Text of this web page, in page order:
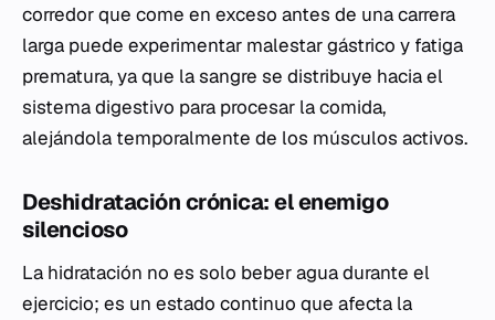
corredor que come en exceso antes de una carrera
larga puede experimentar malestar gástrico y fatiga
prematura, ya que la sangre se distribuye hacia el
sistema digestivo para procesar la comida,
alejándola temporalmente de los músculos activos.
Deshidratación crónica: el enemigo
silencioso
La hidratación no es solo beber agua durante el
ejercicio; es un estado continuo que afecta la